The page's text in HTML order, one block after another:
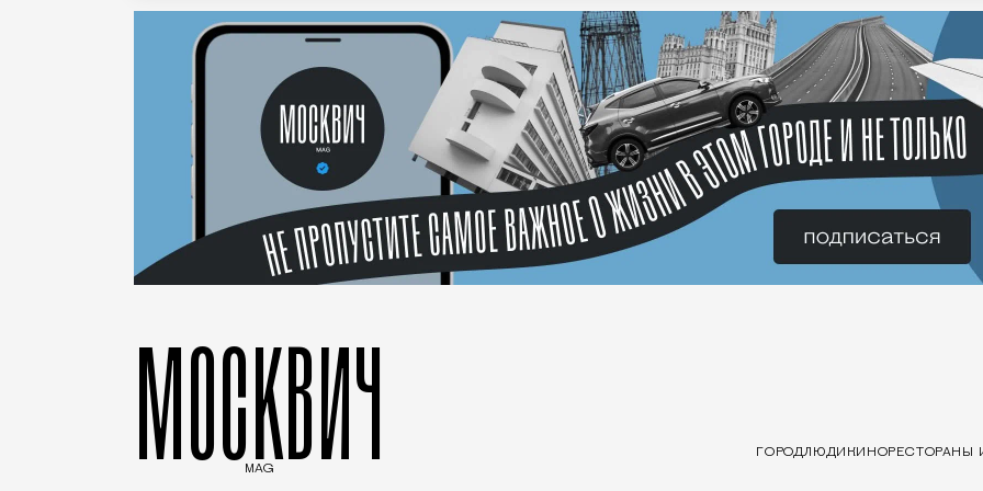
МОСКВИЧ
MAG
ГОРОДЛЮДИ КИНОРЕСТОРАНЫ